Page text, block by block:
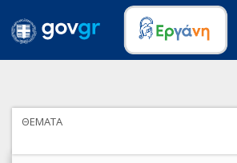
ΘΕΜΑΤΑ